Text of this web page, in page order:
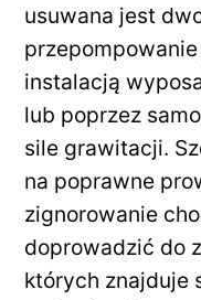
usuwana jest
instalacją
lub poprzez
sile grawitacji.
na poprawne
zignorowanie
doprowadzić do
których znajduje